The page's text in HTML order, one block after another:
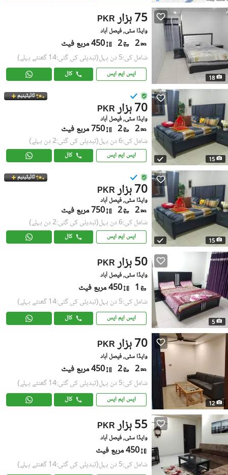
18
PKR 75 ہزار
واپڈا سٹی, فیصل آباد
2
2 450 مربع فیٹ
شامل کی:5 دن پہل (تبدیلی کی گئی:14 گھنٹے پہلے)
ایس ایم ایس کال
15
ٹائیٹینیم
PKR 70 ہزار
واپڈا سٹی, فیصل آباد
2
2 750 مربع فیٹ
شامل کی:6 دن پہل (تبدیلی کی گئی:2 دن پہلے)
ایس ایم ایس کال
15
ٹائیٹینیم
PKR 70 ہزار
واپڈا سٹی, فیصل آباد
2
2 750 مربع فیٹ
شامل کی:6 دن پہل (تبدیلی کی گئی:2 دن پہلے)
ایس ایم ایس کال
5
PKR 50 ہزار
واپڈا سٹی, فیصل آباد
1 450 مربع فیٹ
شامل کی:5 دن پہل (تبدیلی کی گئی:14 گھنٹے پہلے)
ایس ایم ایس کال
12
PKR 70 ہزار
واپڈا سٹی, فیصل آباد
2
2 450 مربع فیٹ
شامل کی:5 دن پہل (تبدیلی کی گئی:14 گھنٹے پہلے)
ایس ایم ایس کال
PKR 55 ہزار
واپڈا سٹی, فیصل آباد
450 مربع فیٹ
شامل کی:5 دن پہل (تبدیلی کی گئی:14 گھنٹے پہلے)